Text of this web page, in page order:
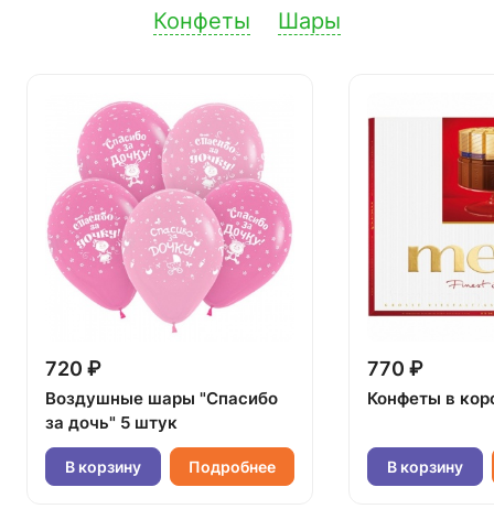
Конфеты Шары
720 ₽
Воздушные шары "Спасибо
за дочь" 5 штук
В корзину Подробнее
770 ₽
Конфеты в
В корзину